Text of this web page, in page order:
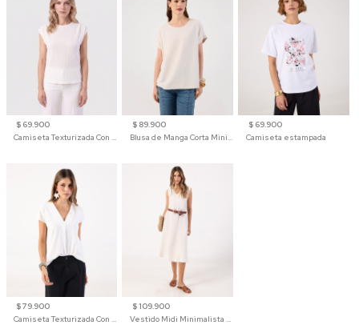
$ 69.900
Camiseta Texturizada Con Hombro Caído Para Mujer
$ 89.900
Blusa de Manga Corta Minimalista para Mujer
$ 69.900
Camiseta estampada
$ 79.900
Camiseta Texturizada Con Cuello En V Para Mujer
$ 109.900
Vestido Midi Minimalista De Silueta Amplia